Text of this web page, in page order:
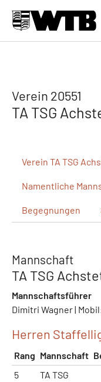
Verein 20551
TA TSG
Verein TA TSG
Namentliche
Begegnungen
Mannschaft
TA TSG
Mannschaftsführer
Dimitri Wagner |
Herren
Rang Mannschaft
5
TA TSG